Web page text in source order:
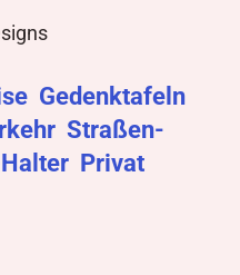
Gedenktafeln
Straßen-
Privat